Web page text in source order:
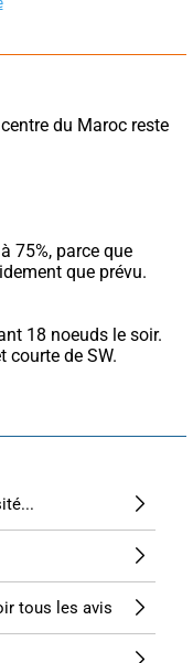
du Maroc reste
75%, parce que
que prévu.
courte de SW.
tous les avis